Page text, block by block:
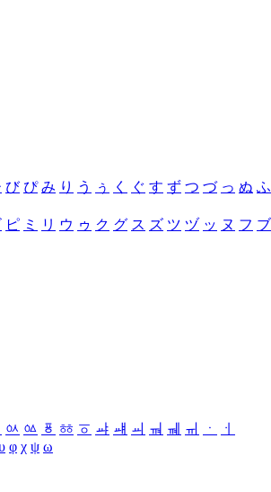
び ぴ み り う ぅ く ぐ す ず つ づ っ ぬ ふ
ピ ミ リ ウ ゥ ク グ ス ズ ツ ヅ ッ ヌ フ ブ
ㆂ ㆃ ㆄ ㆅ ㆆ ㆇ ㆈ ㆉ ㆊ ㆋ ㆌ ㆍ
ㆎ
φ χ ψ ω